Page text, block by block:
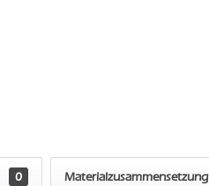
0 Materialzusammensetzung